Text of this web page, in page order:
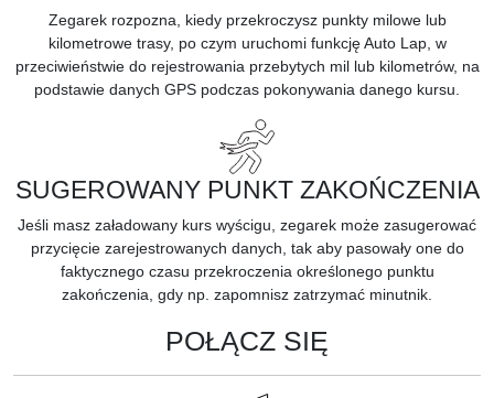
Zegarek rozpozna, kiedy przekroczysz punkty milowe lub
kilometrowe trasy, po czym uruchomi funkcję Auto Lap, w
przeciwieństwie do rejestrowania przebytych mil lub kilometrów, na
podstawie danych GPS podczas pokonywania danego kursu.
SUGEROWANY PUNKT ZAKOŃCZENIA
Jeśli masz załadowany kurs wyścigu, zegarek może zasugerować
przycięcie zarejestrowanych danych, tak aby pasowały one do
faktycznego czasu przekroczenia określonego punktu
zakończenia, gdy np. zapomnisz zatrzymać minutnik.
POŁĄCZ SIĘ